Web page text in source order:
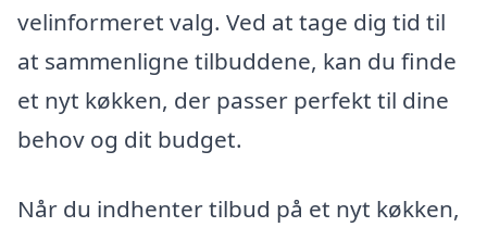
velinformeret valg. Ved at tage dig tid til
at sammenligne tilbuddene, kan du finde
et nyt køkken, der passer perfekt til dine
behov og dit budget.
Når du indhenter tilbud på et nyt køkken,